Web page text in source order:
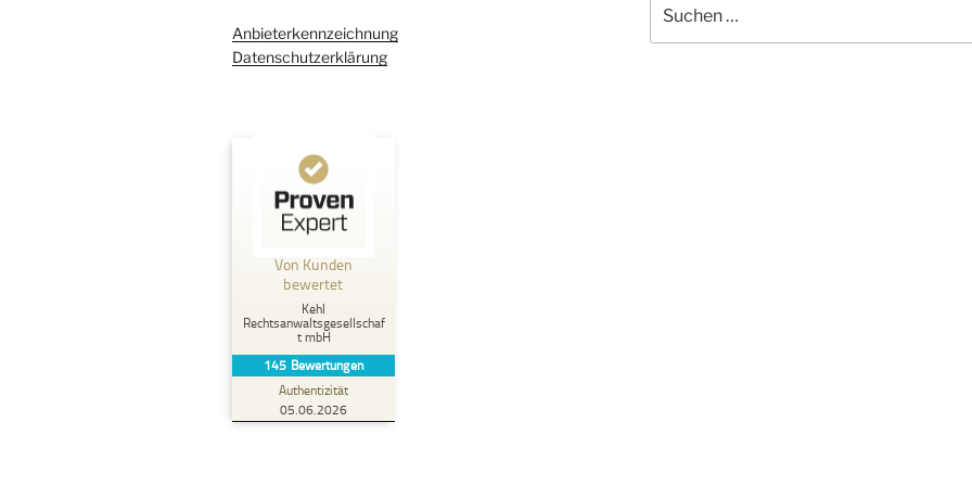
Anbieterkennzeichnung
Datenschutzerklärung
Von Kunden
bewertet
Kehl
Rechtsanwaltsgesellschaf
t mbH
145 Bewertungen
Authentizität
05.06.2026
Kundenbewertungen und Erfahrungen zu
Kehl Rechtsanwaltsgesellschaft mbH
38
ProvenExpert.com
107
Bewertungen von
nach: